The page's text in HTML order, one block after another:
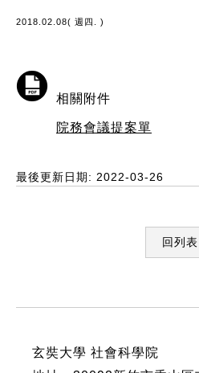
2018.02.08( 週四. )
相關附件
院務會議提案單
最後更新日期: 2022-03-26
回列表
玄奘大學 社會科學院